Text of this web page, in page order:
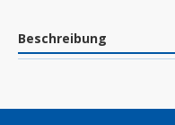
Beschreibung